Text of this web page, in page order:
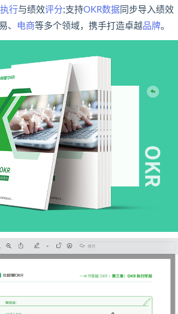
行与绩效评分;支持OKR数据 同步导入绩效
、 电商等多个领域，携手打造卓越品牌。